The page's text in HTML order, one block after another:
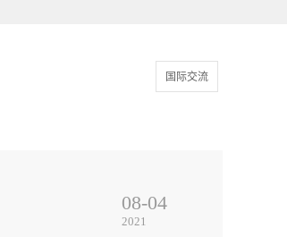
国际交流
08-04
2021